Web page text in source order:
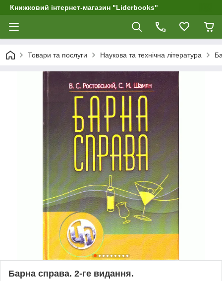
Книжковий інтернет-магазин "Liderbooks"
Товари та послуги Наукова та технічна література
Барна справа. 2-ге видання.